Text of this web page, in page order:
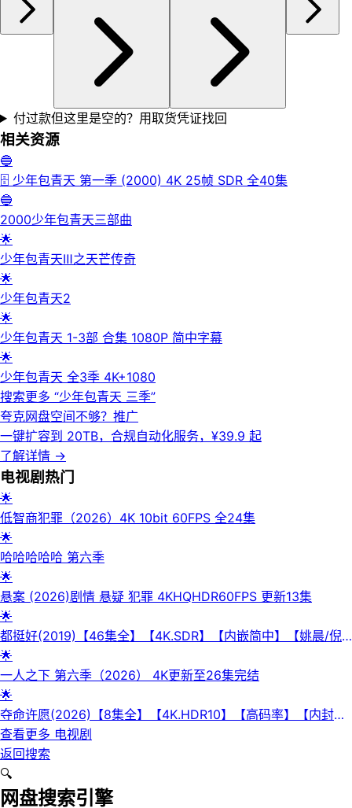
付过款但这里是空的？用取货凭证找回
相关资源
🔵
🗄 少年包青天 第一季 (2000) 4K 25帧 SDR 全40集
🔵
2000少年包青天三部曲
🌟
少年包青天Ⅲ之天芒传奇
🌟
少年包青天2
🌟
少年包青天 1-3部 合集 1080P 简中字幕
🌟
少年包青天 全3季 4K+1080
搜索更多 “少年包青天 三季”
夸克网盘空间不够？ 推广
一键扩容到 20TB，合规自动化服务，¥39.9 起
了解详情 →
电视剧 热门
🌟
低智商犯罪（2026）4K 10bit 60FPS 全24集
🌟
哈哈哈哈哈 第六季
🌟
悬案 (2026)剧情 悬疑 犯罪 4KHQHDR60FPS 更新13集
🌟
都挺好(2019)【46集全】【4K.SDR】【内嵌简中】【姚晨/倪
大红】
🌟
一人之下 第六季（2026） 4K更新至26集完结
🌟
夺命许愿(2026)【8集全】【4K.HDR10】【高码率】【内封简
繁英】【杜比全景声】
查看更多 电视剧
返回搜索
🔍
网盘搜索引擎